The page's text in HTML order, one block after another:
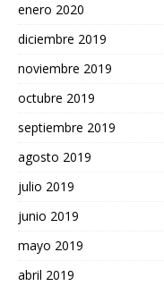
enero 2020
diciembre 2019
noviembre 2019
octubre 2019
septiembre 2019
agosto 2019
julio 2019
junio 2019
mayo 2019
abril 2019